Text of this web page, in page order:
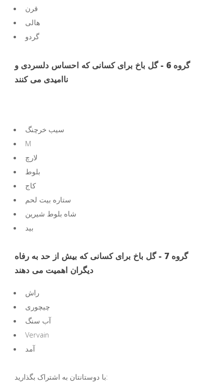
قرن
هالی
گردو
گروه 6 - گل باخ برای کسانی که احساس دلسردی و
ناامیدی می کنند
سیب خرچنگ
M
لارچ
بلوط
کاج
ستاره بیت لحم
شاه بلوط شیرین
بید
گروه 7 - گل باخ برای کسانی که بیش از حد به رفاه
دیگران اهمیت می دهند
راش
چیچوری
آب سنگ
Vervain
آمد
با دوستانتان به اشتراک بگذارید: